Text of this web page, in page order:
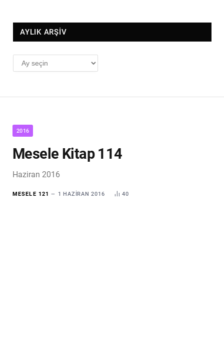
AYLIK ARŞİV
AYLIK
ARŞİV
2016
Mesele Kitap 114
Haziran 2016
MESELE 121 1 HAZIRAN 2016 40